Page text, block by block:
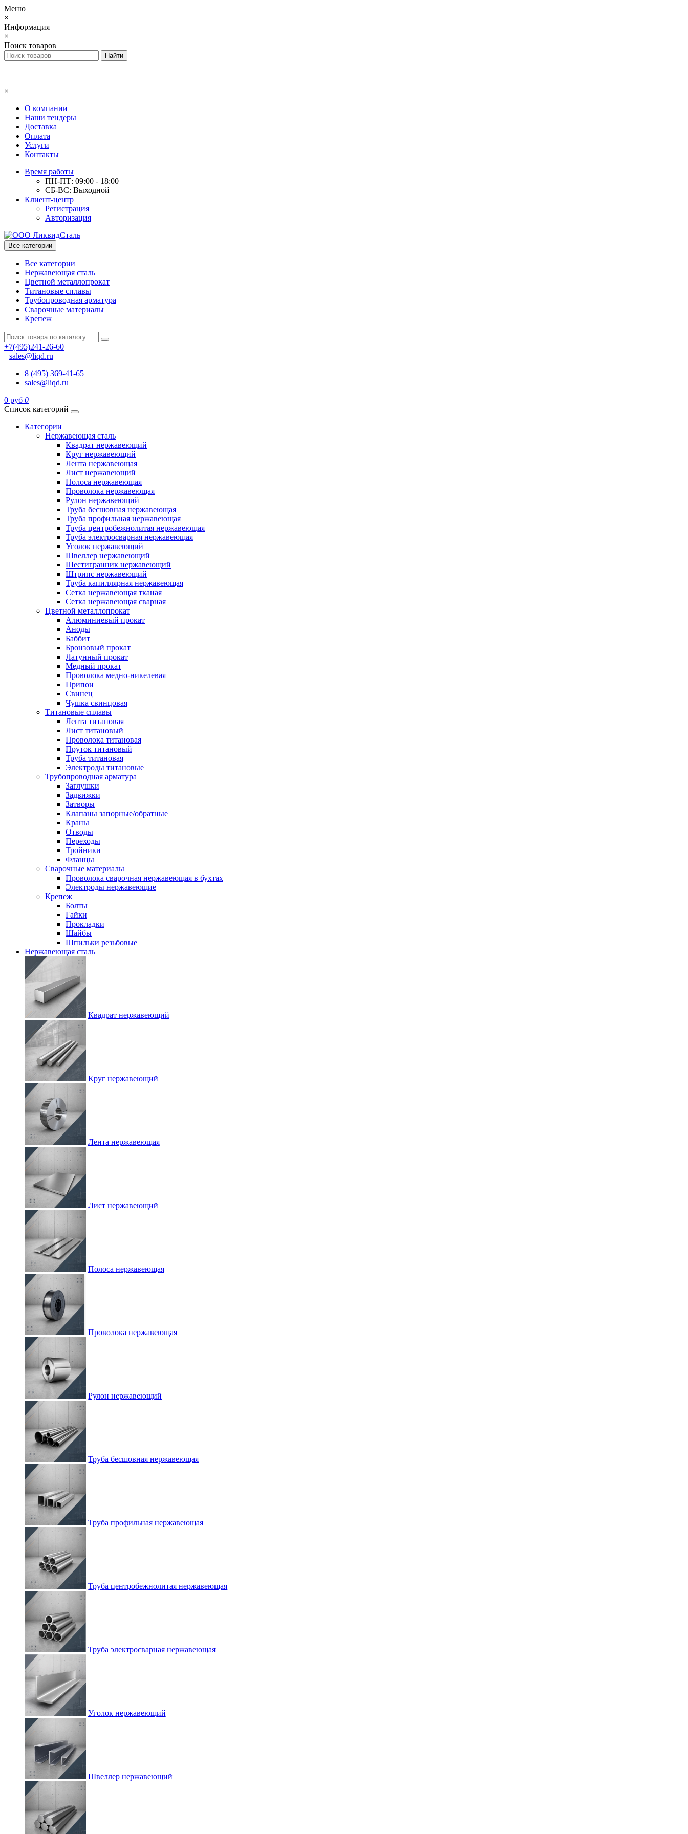
Меню
×
Информация
×
Поиск товаров
×
О компании
Наши тендеры
Доставка
Оплата
Услуги
Контакты
Время работы
ПН-ПТ: 09:00 - 18:00
СБ-ВС: Выходной
Клиент-центр
Регистрация
Авторизация
Все категории
Все категории
Нержавеющая сталь
Цветной металлопрокат
Титановые сплавы
Трубопроводная арматура
Сварочные материалы
Крепеж
+7(495)241-26-60
sales@liqd.ru
8 (495) 369-41-65
sales@liqd.ru
0 руб 0
Список категорий
Категории
Нержавеющая сталь
Квадрат нержавеющий
Круг нержавеющий
Лента нержавеющая
Лист нержавеющий
Полоса нержавеющая
Проволока нержавеющая
Рулон нержавеющий
Труба бесшовная нержавеющая
Труба профильная нержавеющая
Труба центробежнолитая нержавеющая
Труба электросварная нержавеющая
Уголок нержавеющий
Швеллер нержавеющий
Шестигранник нержавеющий
Штрипс нержавеющий
Труба капиллярная нержавеющая
Сетка нержавеющая тканая
Сетка нержавеющая сварная
Цветной металлопрокат
Алюминиевый прокат
Аноды
Баббит
Бронзовый прокат
Латунный прокат
Медный прокат
Проволока медно-никелевая
Припои
Свинец
Чушка свинцовая
Титановые сплавы
Лента титановая
Лист титановый
Проволока титановая
Пруток титановый
Труба титановая
Электроды титановые
Трубопроводная арматура
Заглушки
Задвижки
Затворы
Клапаны запорные/обратные
Краны
Отводы
Переходы
Тройники
Фланцы
Сварочные материалы
Проволока сварочная нержавеющая в бухтах
Электроды нержавеющие
Крепеж
Болты
Гайки
Прокладки
Шайбы
Шпильки резьбовые
Нержавеющая сталь
Квадрат нержавеющий
Круг нержавеющий
Лента нержавеющая
Лист нержавеющий
Полоса нержавеющая
Проволока нержавеющая
Рулон нержавеющий
Труба бесшовная нержавеющая
Труба профильная нержавеющая
Труба центробежнолитая нержавеющая
Труба электросварная нержавеющая
Уголок нержавеющий
Швеллер нержавеющий